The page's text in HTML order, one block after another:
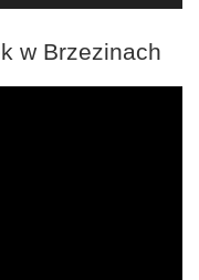
w Brzezinach